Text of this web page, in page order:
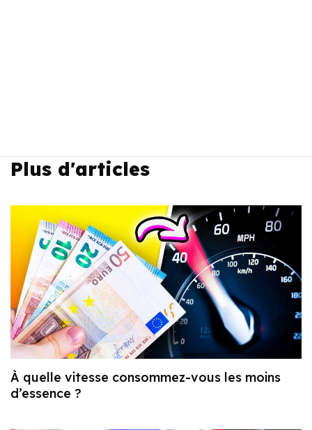
Plus d'articles
À quelle vitesse consommez-vous les moins
d’essence ?